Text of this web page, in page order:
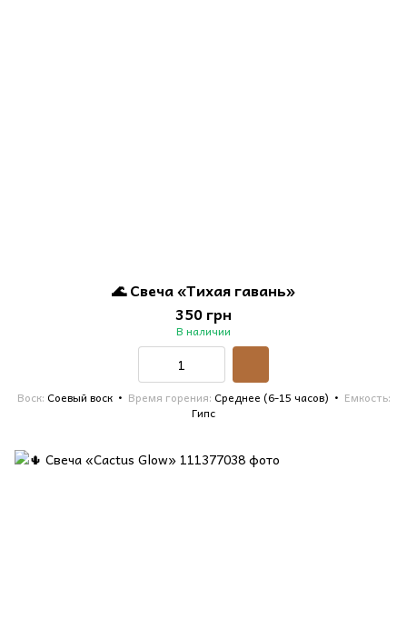
🌊 Свеча «Тихая гавань»
350 грн
В наличии
Воск Соевый воск Время горения Среднее (6-15 часов)
Емкость
Гипс